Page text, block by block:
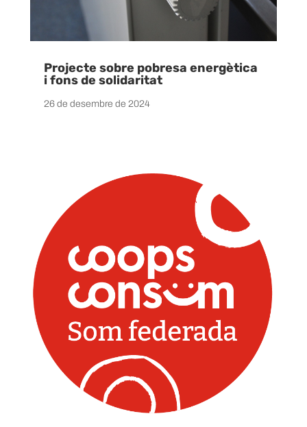
Projecte sobre pobresa energètica
i fons de solidaritat
26 de desembre de 2024